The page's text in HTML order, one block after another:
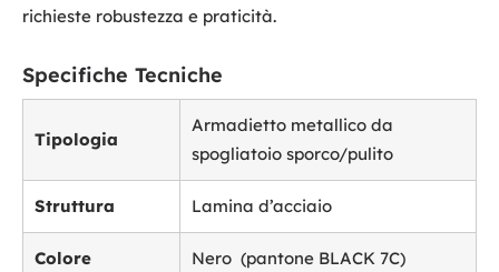
richieste robustezza e praticità.
Specifiche Tecniche
Tipologia
Armadietto metallico da
spogliatoio sporco/pulito
Struttura Lamina d’acciaio
Colore Nero (pantone BLACK 7C)